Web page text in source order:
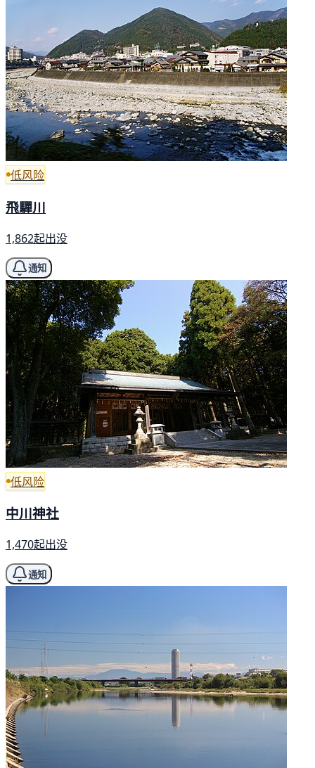
低风险
飛驒川
1,862起出没
通知
低风险
中川神社
1,470起出没
通知